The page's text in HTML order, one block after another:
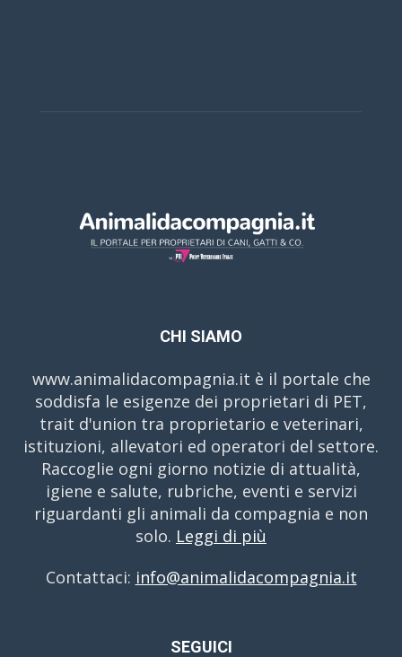
CHI SIAMO
www.animalidacompagnia.it è il portale che
soddisfa le esigenze dei proprietari di PET,
trait d'union tra proprietario e veterinari,
istituzioni, allevatori ed operatori del settore.
Raccoglie ogni giorno notizie di attualità,
igiene e salute, rubriche, eventi e servizi
riguardanti gli animali da compagnia e non
solo. Leggi di più
Contattaci: info@animalidacompagnia.it
SEGUICI